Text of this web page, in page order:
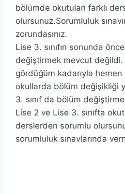
bölümde okutulan farklı
olursunuz.Sorumluluk
zorundasınız.
Lise 3. sınıfın sonunda
değiştirmek mevcut değildi.
gördüğüm kadarıyla
okullarda bölüm değişikliği
3. sınıf da bölüm
Lise 2 ve Lise 3. sınıfta
derslerden sorumlu
sorumluluk sınavlarında